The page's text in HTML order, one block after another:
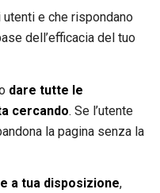
e che rispondano
dell’efficacia del tuo
dare tutte le
cercando. Se l’utente
la pagina senza la
a tua disposizione,